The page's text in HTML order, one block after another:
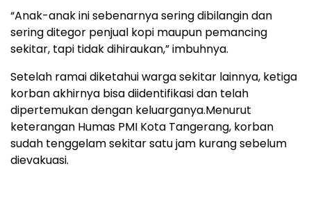
“Anak-anak ini sebenarnya sering dibilangin dan
sering ditegor penjual kopi maupun pemancing
sekitar, tapi tidak dihiraukan,” imbuhnya.
Setelah ramai diketahui warga sekitar lainnya, ketiga
korban akhirnya bisa diidentifikasi dan telah
dipertemukan dengan keluarganya.Menurut
keterangan Humas PMI Kota Tangerang, korban
sudah tenggelam sekitar satu jam kurang sebelum
dievakuasi.